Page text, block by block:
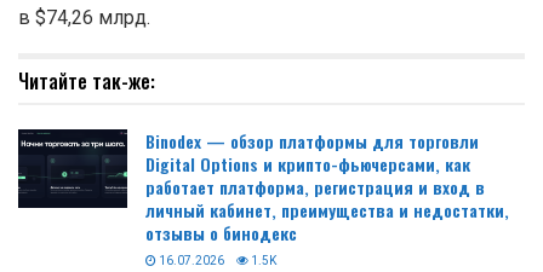
в $74,26 млрд.
Читайте так-же:
Binodex — обзор платформы для торговли
Digital Options и крипто-фьючерсами, как
работает платформа, регистрация и вход в
личный кабинет, преимущества и недостатки,
отзывы о бинодекс
16.07.2026 1.5K